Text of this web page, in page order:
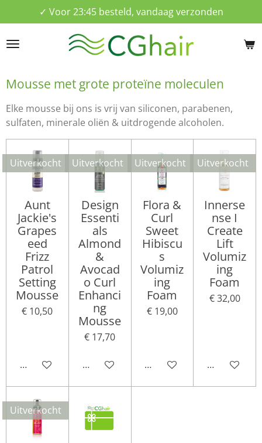
direct
naar
✓ Voor 23:45 besteld, vandaag verzonden
Mousse met grote proteïne moleculen
Elke mousse bij ons is vrij van siliconen, parabenen,
sulfaten, minerale oliën & uitdrogende alcoholen.
Uitverkocht
Aunt
Jackie's
Grapes
eed
Frizz
Patrol
Setting
Mousse
€ 10,50
Houd mij op de hoogte
Uitverkocht
Design
Essenti
als
Almond
&
Avocad
o Curl
Enhanci
ng
Mousse
€ 17,70
Houd mij op de hoogte
Uitverkocht
Flora &
Curl
Sweet
Hibiscu
s
Volumiz
ing
Foam
€ 19,00
Houd mij op de hoogte
Uitverkocht
Innerse
nse I
Create
Lift
Volumiz
ing
Foam
€ 32,00
Houd mij
Uitverkocht